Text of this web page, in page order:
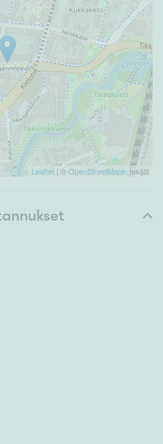
Leaflet | ©OpenStreetMapintekijät